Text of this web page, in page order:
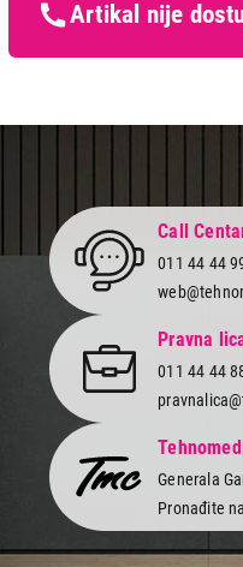
Artikal nije
TEXELL BASIC
Proizvod je dodat
Ukupno u korpi:
Nastavi
Završi
Call
011 44 44
Pravna
011 44 44
Generala
Pronađite